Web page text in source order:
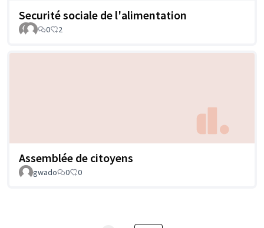
Securité sociale de l'alimentation
0 2
Assemblée de citoyens
gwado 0 0